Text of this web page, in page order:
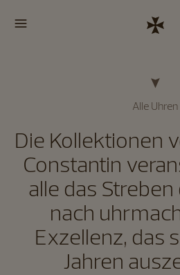
Alle Uhren
Die Kollektionen
Constantin
alle das
nach
Exzellenz, das
Jahren